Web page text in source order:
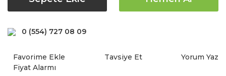
0 (554) 727 08 09
Tavsiye Et
Yorum Yaz
Fiyat Alarmı